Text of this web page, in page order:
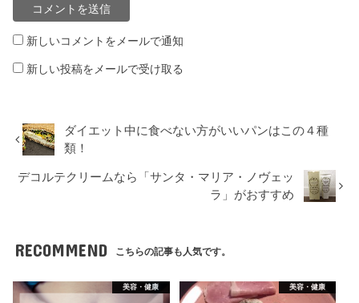
新しいコメントをメールで通知
新しい投稿をメールで受け取る
ダイエット中に食べない方がいいパンはこの４種
類！
デコルテクリームなら「サンタ・マリア・ノヴェッ
ラ」がおすすめ
RECOMMEND こちらの記事も人気です。
美容・健康 美容・健康